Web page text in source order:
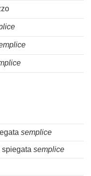
semplice
spiegata semplice